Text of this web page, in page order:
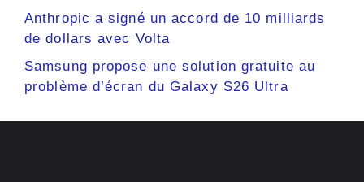
Anthropic a signé un accord de 10 milliards
de dollars avec Volta
Samsung propose une solution gratuite au
problème d’écran du Galaxy S26 Ultra